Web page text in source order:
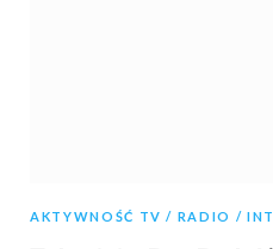
AKTYWNOŚĆ TV / RADIO /